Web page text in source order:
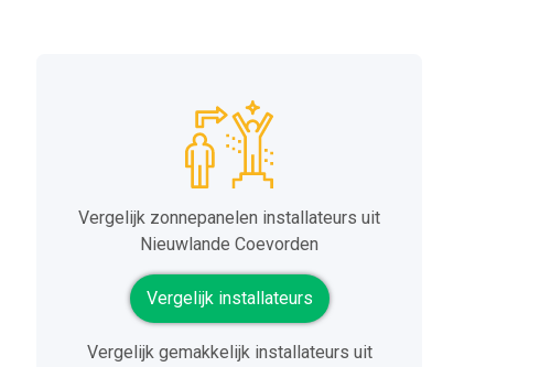
Vergelijk zonnepanelen installateurs uit
Nieuwlande Coevorden
Vergelijk installateurs
Vergelijk gemakkelijk installateurs uit